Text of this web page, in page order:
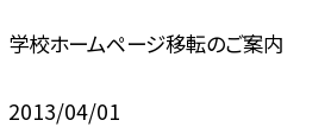
学校ホームページ移転のご案内
2013/04/01